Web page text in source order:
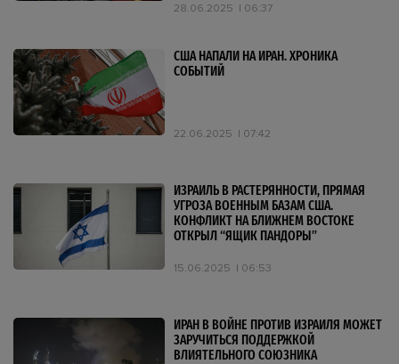
28.06.2025 06:37
США НАПАЛИ НА ИРАН. ХРОНИКА
СОБЫТИЙ
22.06.2025 07:42
ИЗРАИЛЬ В РАСТЕРЯННОСТИ, ПРЯМАЯ
УГРОЗА ВОЕННЫМ БАЗАМ США.
КОНФЛИКТ НА БЛИЖНЕМ ВОСТОКЕ
ОТКРЫЛ “ЯЩИК ПАНДОРЫ”
15.06.2025 06:53
ИРАН В ВОЙНЕ ПРОТИВ ИЗРАИЛЯ МОЖЕТ
ЗАРУЧИТЬСЯ ПОДДЕРЖКОЙ
ВЛИЯТЕЛЬНОГО СОЮЗНИКА